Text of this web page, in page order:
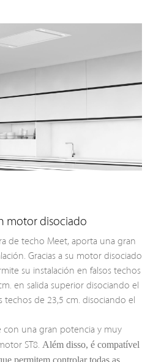
motor disociado
de techo Meet, aporta una gran
Gracias a su motor disociado
su instalación en falsos techos
en salida superior disociando el
techos de 23,5 cm. disociando el
una gran potencia y muy
ST8. Além disso, é compatível